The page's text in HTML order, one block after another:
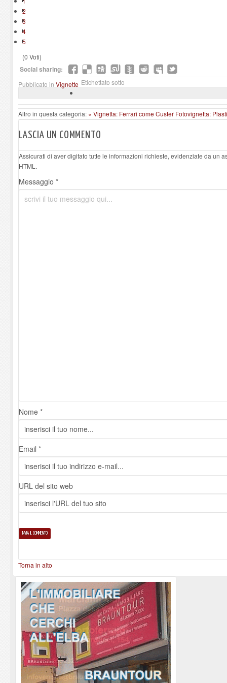
2
3
4
5
(0 Voti)
Social sharing:
Pubblicato in Vignette Etichettato sotto
Altro in questa categoria: « Vignetta: Ferrari come Custer Fotovignetta:
LASCIA UN COMMENTO
Assicurati di aver digitato tutte le informazioni richieste, evidenziate da un
HTML.
Messaggio *
Nome *
Email *
URL del sito web
Torna in alto